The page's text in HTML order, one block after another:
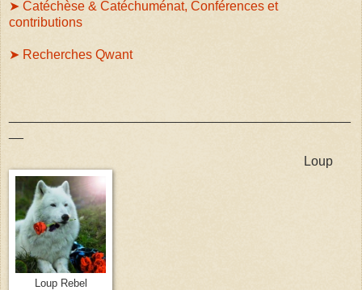
➤ Catéchèse & Catéchuménat, Conférences et
contributions
➤ Recherches Qwant
Loup
Loup Rebel